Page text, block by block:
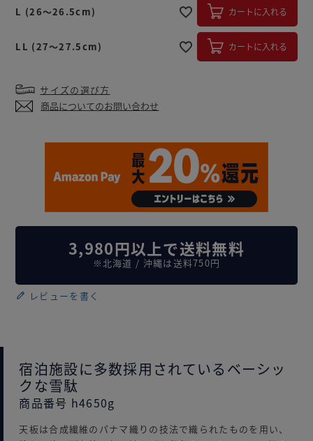
L (26～26.5cm) カートに入れる
LL (27～27.5cm) カートに入れる
サイズの選び方
商品についてのお問い合わせ
3,980円以上で送料無料
※北海道 / 沖縄は送料750円
レビューを書く
宿泊施設に多数採用されているベーシッ
クな雪駄
商品番号 h4650g
天板は合成繊維のパナマ織りの技法で織られたものを用い、